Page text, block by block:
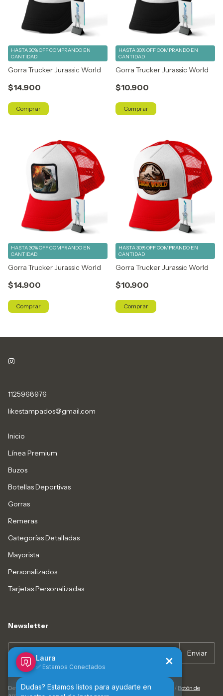
Gorra Trucker Jurassic World
$14.900
HASTA 30% OFFCOMPRANDO EN
CANTIDAD
Comprar
Gorra Trucker Jurassic World
$10.900
HASTA 30% OFFCOMPRANDO EN
CANTIDAD
Comprar
Gorra Trucker Jurassic World
$14.900
HASTA 30% OFFCOMPRANDO EN
CANTIDAD
Comprar
Gorra Trucker Jurassic World
$10.900
HASTA 30% OFFCOMPRANDO EN
CANTIDAD
Comprar
1125968976
likestampados@gmail.com
Inicio
Línea Premium
Buzos
Botellas Deportivas
Gorras
Remeras
Categorías Detalladas
Mayorista
Personalizados
Tarjetas Personalizadas
Newsletter
Defensa de las y los consumidores. Para reclamos ingresá acá. / Botón de